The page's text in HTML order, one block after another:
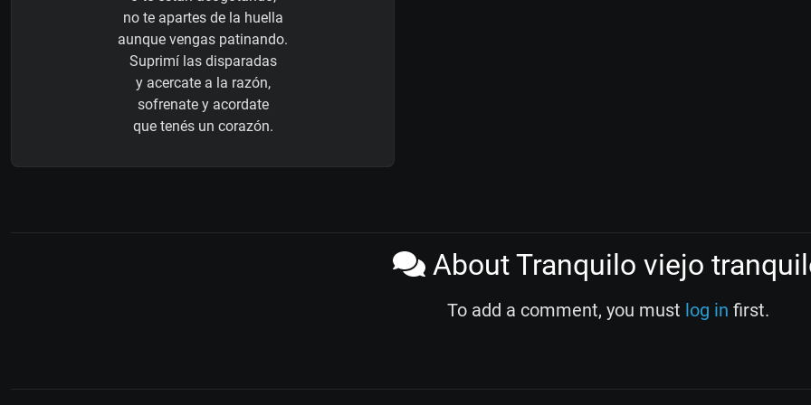
no te apartes de la huella
aunque vengas patinando.
Suprimí las disparadas
y acercate a la razón,
sofrenate y acordate
que tenés un corazón.
About Tranquilo viejo
To add a comment, you must log in first.